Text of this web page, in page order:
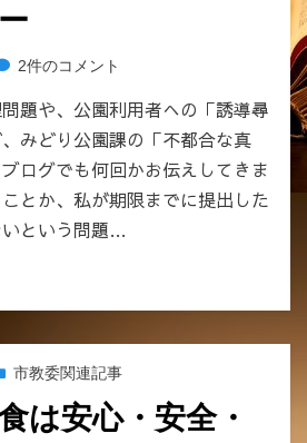
続・
尾
市
み
り
公
の
合
な
真
2件のコメント
題や、公園利用者への「誘導尋
みどり公園課の「不都合な真
ログでも何回かお伝えしてきま
とか、私が期限までに提出した
という問題…
市教委関連記事
は安心・安全・